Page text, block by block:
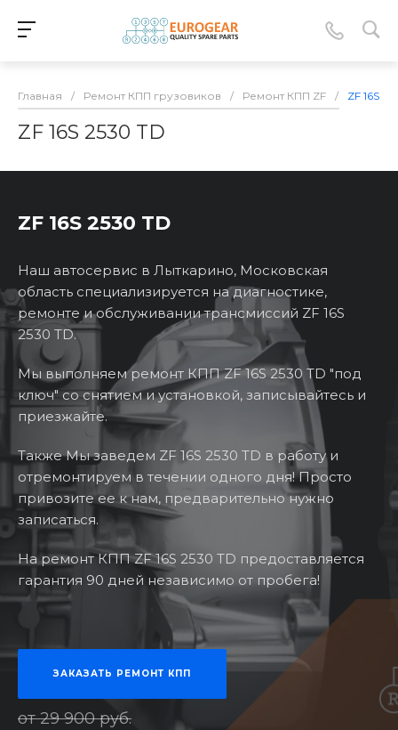
Главная / Ремонт КПП грузовиков / Ремонт КПП ZF / ZF 16S
ZF 16S 2530 TD
ZF 16S 2530 TD
Наш автосервис в Лыткарино, Московская
область специализируется на диагностике,
ремонте и обслуживании трансмиссий ZF 16S
2530 TD.
Мы выполняем ремонт КПП ZF 16S 2530 TD "под
ключ" со снятием и установкой, записывайтесь и
приезжайте.
Также Мы заведем ZF 16S 2530 TD в работу и
отремонтируем в течении одного дня! Просто
привозите ее к нам, предварительно нужно
записаться.
На ремонт КПП ZF 16S 2530 TD предоставляется
гарантия 90 дней независимо от пробега!
ЗАКАЗАТЬ РЕМОНТ КПП
от 29 900 руб.